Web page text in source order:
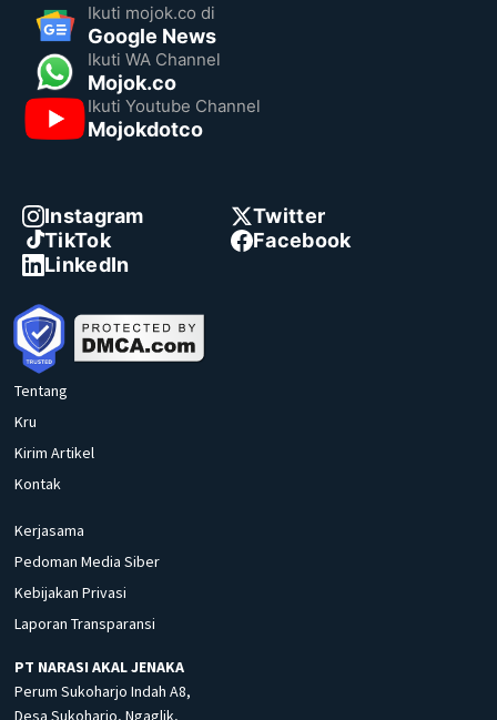
Ikuti mojok.co di
Google News
Ikuti WA Channel
Mojok.co
Ikuti Youtube Channel
Mojokdotco
Instagram
Twitter
TikTok
Facebook
LinkedIn
Tentang
Kru
Kirim Artikel
Kontak
Kerjasama
Pedoman Media Siber
Kebijakan Privasi
Laporan Transparansi
PT NARASI AKAL JENAKA
Perum Sukoharjo Indah A8,
Desa Sukoharjo, Ngaglik,